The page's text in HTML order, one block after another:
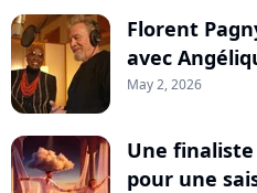
Florent
avec
May 2, 2026
Une finaliste
pour une